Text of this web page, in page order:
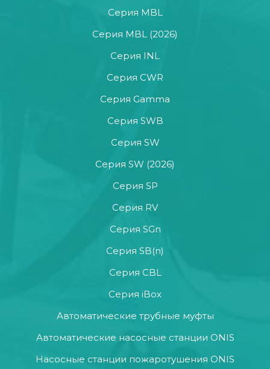
Серия MBL
Серия MBL (2026)
Серия INL
Серия CWR
Серия Gamma
Серия SWB
Серия SW
Серия SW (2026)
Серия SP
Серия RV
Серия SGn
Серия SB(n)
Серия CBL
Серия iBox
Автоматические трубные муфты
Автоматические насосные станции ONIS
Насосные станции пожаротушения ONIS